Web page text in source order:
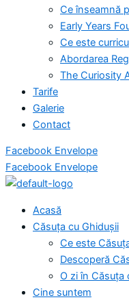
Ce înseamnă
Early Years
Ce este
Abordarea
The Curiosity
Tarife
Galerie
Contact
Facebook Envelope
Facebook Envelope
Acasă
Căsuța cu Ghidușii
Ce este
Descoperă
O zi în Căsuța
Cine suntem